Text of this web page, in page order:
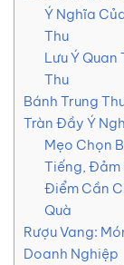
Ý Nghĩa
Thu
Lưu Ý Quan
Thu
Bánh Trung
Tràn Đầy Ý
Mẹo Chọn
Tiếng, Đảm
Điểm Cần
Quà
Rượu Vang:
Doanh Nghiệp